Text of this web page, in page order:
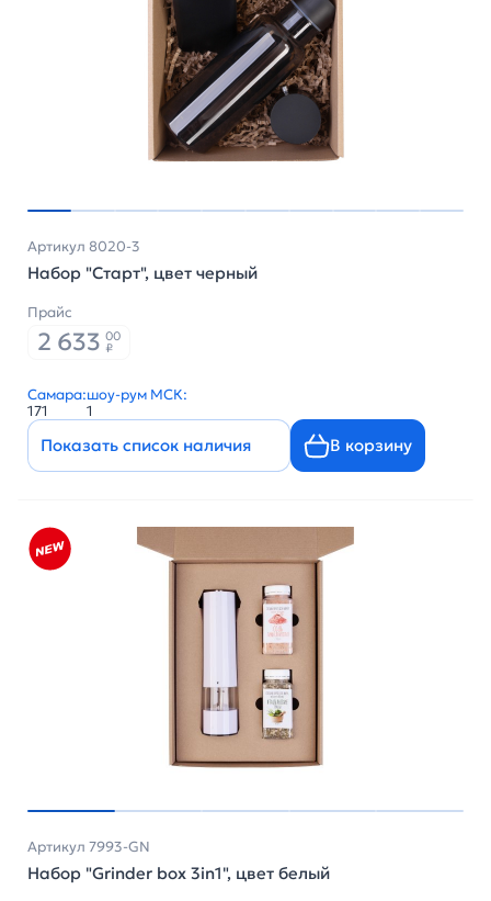
Артикул 8020-3
Набор "Старт", цвет черный
Прайс
2 633 00
₽
Самара:
171
шоу-рум МСК:
1
Показать список наличия В корзину
Артикул 7993-GN
Набор "Grinder box 3in1", цвет белый